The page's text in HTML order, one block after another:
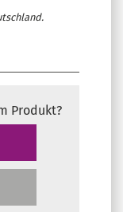
Produkt?